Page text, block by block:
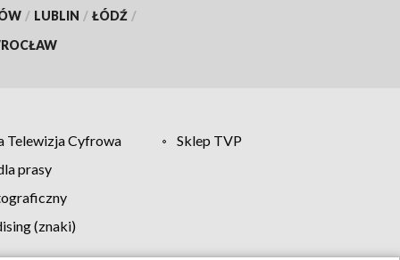
/ LUBLIN / ŁÓDŹ /
Telewizja Cyfrowa
Sklep TVP
prasy
(znaki)